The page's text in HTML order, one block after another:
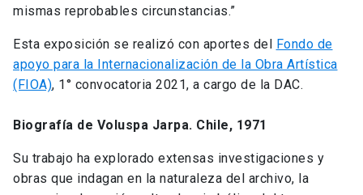
mismas reprobables circunstancias.”
Esta exposición se realizó con aportes del Fondo de
apoyo para la Internacionalización de la Obra Artística
(FIOA), 1° convocatoria 2021, a cargo de la DAC.
Biografía de Voluspa Jarpa. Chile, 1971
Su trabajo ha explorado extensas investigaciones y
obras que indagan en la naturaleza del archivo, la